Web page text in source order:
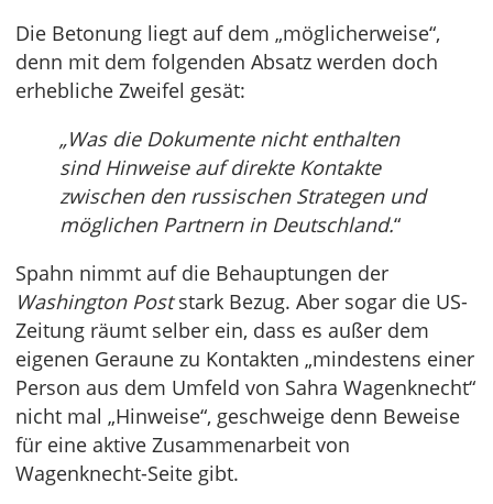
Die Betonung liegt auf dem „möglicherweise“,
denn mit dem folgenden Absatz werden doch
erhebliche Zweifel gesät:
„Was die Dokumente nicht enthalten
sind Hinweise auf direkte Kontakte
zwischen den russischen Strategen und
möglichen Partnern in Deutschland.“
Spahn nimmt auf die Behauptungen der
Washington Poststark Bezug. Aber sogar die US-
Zeitung räumt selber ein, dass es außer dem
eigenen Geraune zu Kontakten „mindestens einer
Person aus dem Umfeld von Sahra Wagenknecht“
nicht mal „Hinweise“, geschweige denn Beweise
für eine aktive Zusammenarbeit von
Wagenknecht-Seite gibt.